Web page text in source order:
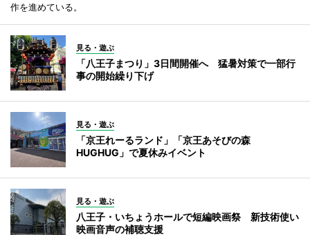
作を進めている。
見る・遊ぶ
「八王子まつり」3日間開催へ 猛暑対策で一部行
事の開始繰り下げ
見る・遊ぶ
「京王れーるランド」「京王あそびの森
HUGHUG」で夏休みイベント
見る・遊ぶ
八王子・いちょうホールで短編映画祭 新技術使い
映画音声の補聴支援